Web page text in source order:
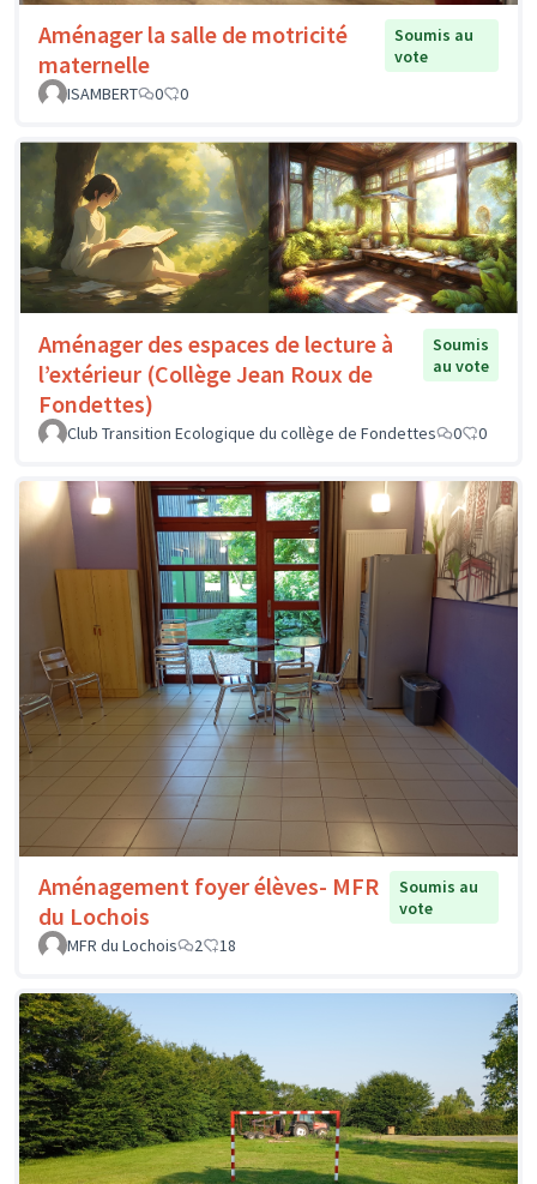
Aménager la salle de motricité
maternelle
Soumis au
vote
ISAMBERT
0 0
Aménager des espaces de lecture à
l’extérieur (Collège Jean Roux de
Fondettes)
Soumis
au vote
Club Transition Ecologique du collège de Fondettes 0 0
Aménagement foyer élèves- MFR
du Lochois
Soumis au
vote
MFR du Lochois
2 18